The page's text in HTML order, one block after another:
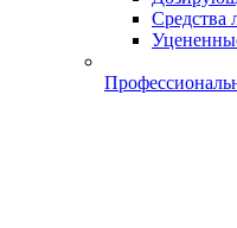
Средства